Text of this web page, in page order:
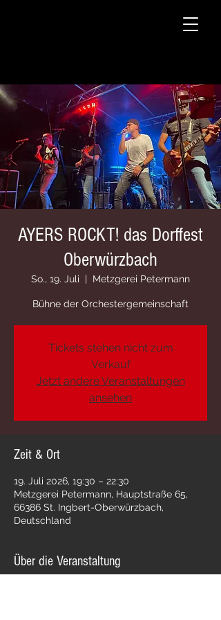
AYERS ROCKT! das Dorffest
Oberwürzbach
So., 19. Juli
  |
Metzgerei Petermann
Bühne der Orchestergemeinschaft
Tickets stehen nicht zum
Verkauf
Jetzt andere Veranstaltungen
ansehen
Zeit & Ort
19. Juli 2026, 19:30 – 22:30
Metzgerei Petermann, Hauptstraße 65,
66386 St. Ingbert-Oberwürzbach,
Deutschland
Über die Veranstaltung